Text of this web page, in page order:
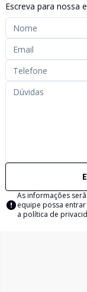
Escreva para nossa
As informações
equipe possa
a política de